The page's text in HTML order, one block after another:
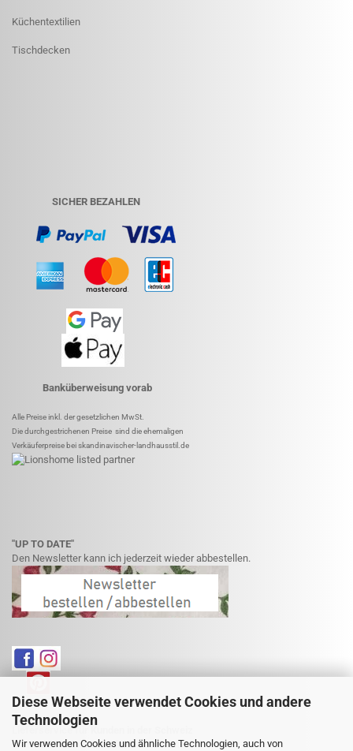
Diese Webseite verwendet Cookies und andere
Technologien
Wir verwenden Cookies und ähnliche Technologien, auch von
Küchentextilien
Tischdecken
SICHER BEZAHLEN
Banküberweisung vorab
Alle Preise inkl. der gesetzlichen MwSt.
Die durchgestrichenen Preise sind die ehemaligen
Verkäuferpreise bei skandinavischer-landhausstil.de
"UP TO DATE"
Den Newsletter kann ich jederzeit wieder abbestellen.
Lieferservice für Kunden in der Schweiz
Weitere Informationen finden Sie hier: